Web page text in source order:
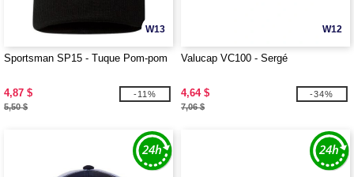
W13
Sportsman SP15 - Tuque Pom-pom
4,87 $
5,50 $
-11%
W12
Valucap VC100 - Sergé
4,64 $
7,06 $
-34%